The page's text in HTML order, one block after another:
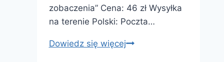
zobaczenia” Cena: 46 zł Wysyłka
na terenie Polski: Poczta…
Dowiedz się więcejNowa